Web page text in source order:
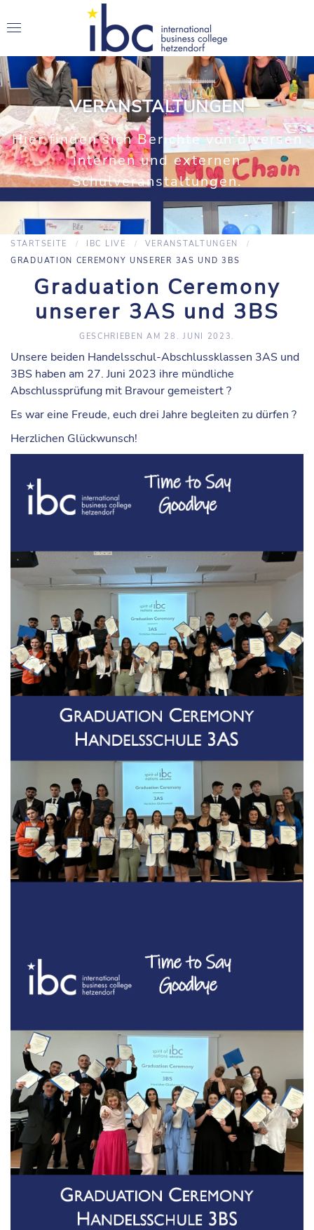
VERANSTALTUNGEN
Hier finden sich Berichte von diversen
internen und externen
Schulveranstaltungen.
STARTSEITE IBC LIVE
VERANSTALTUNGEN
GRADUATION CEREMONY UNSERER 3AS UND 3BS
Graduation Ceremony
unserer 3AS und 3BS
GESCHRIEBEN AM 28. JUNI 2023.
Unsere beiden Handelsschul-Abschlussklassen 3AS und
3BS haben am 27. Juni 2023 ihre mündliche
Abschlussprüfung mit Bravour gemeistert ?
Es war eine Freude, euch drei Jahre begleiten zu dürfen ?
Herzlichen Glückwunsch!